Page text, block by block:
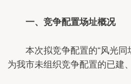
一、竞争配置场址概况
本次拟竞争配置的“风光同
为我市未组织竞争配置的已建